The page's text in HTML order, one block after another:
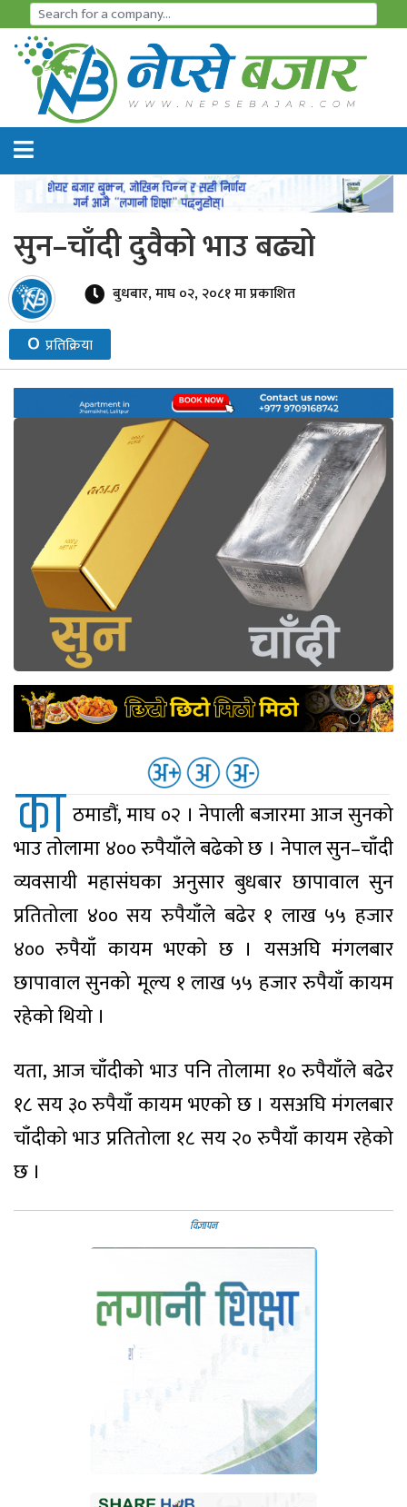
समाचार
अर्थतन्त्र
शेयर
आइ
पि
ओ
हाइड्रो
पावर
समाचार
बजार
बैंक-
अन्य
सुन–चाँदी दुवैको भाउ बढ्यो
बुधबार, माघ ०२, २०८१ मा प्रकाशित
० प्रतिक्रिया
का ठमाडौं, माघ ०२ । नेपाली बजारमा आज सुनको
भाउ तोलामा ४०० रुपैयाँले बढेको छ । नेपाल सुन–चाँदी
व्यवसायी महासंघका अनुसार बुधबार छापावाल सुन
प्रतितोला ४०० सय रुपैयाँले बढेर १ लाख ५५ हजार
४०० रुपैयाँ कायम भएको छ । यसअघि मंगलबार
छापावाल सुनको मूल्य १ लाख ५५ हजार रुपैयाँ कायम
रहेको थियो ।
यता, आज चाँदीको भाउ पनि तोलामा १० रुपैयाँले बढेर
१८ सय ३० रुपैयाँ कायम भएको छ । यसअघि मंगलबार
चाँदीको भाउ प्रतितोला १८ सय २० रुपैयाँ कायम रहेको
छ ।